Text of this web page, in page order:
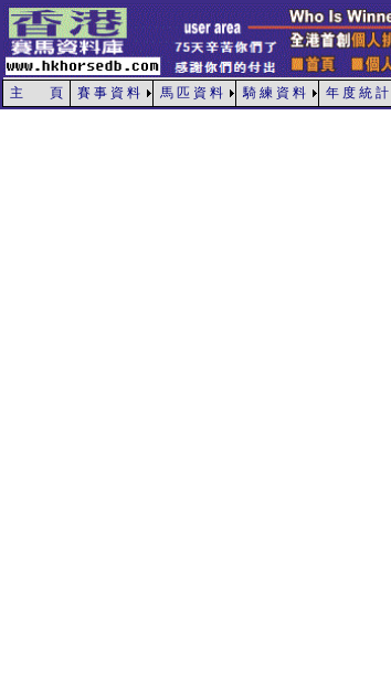
主 頁 賽 事 資 料 馬 匹 資 料 騎 練 資 料 年 度 統 計